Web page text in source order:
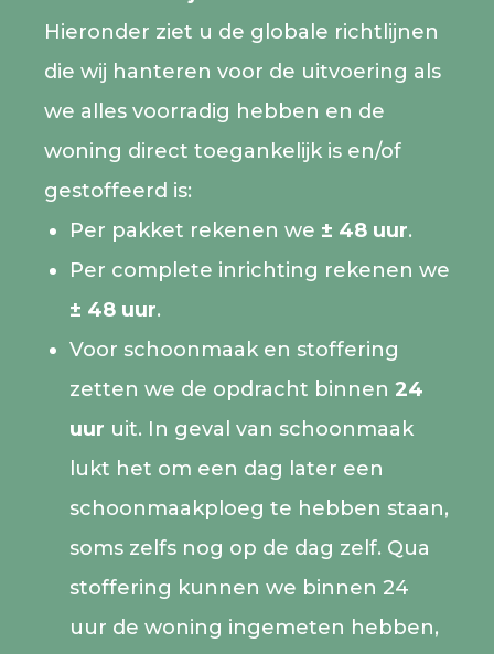
Hieronder ziet u de globale richtlijnen
die wij hanteren voor de uitvoering als
we alles voorradig hebben en de
woning direct toegankelijk is en/of
gestoffeerd is:
Per pakket rekenen we ± 48 uur.
Per complete inrichting rekenen we
± 48 uur.
Voor schoonmaak en stoffering
zetten we de opdracht binnen 24
uur uit. In geval van schoonmaak
lukt het om een dag later een
schoonmaakploeg te hebben staan,
soms zelfs nog op de dag zelf. Qua
stoffering kunnen we binnen 24
uur de woning ingemeten hebben,